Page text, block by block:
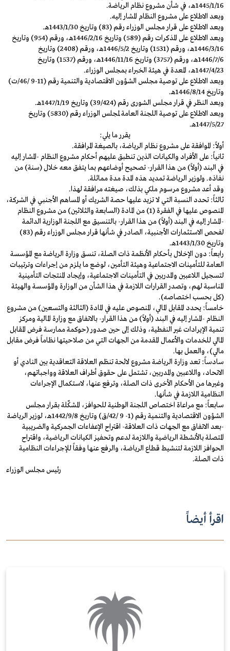
1445/1/16هـ، في شأن مشروع نظام الرياضة.
وبعد الاطلاع على مشروع النظام المشار إليه.
وبعد الاطلاع على قرار مجلس الوزراء رقم (83) وتاريخ 1443/1/30هـ.
وبعد الاطلاع على المذكرات رقم (589) وتاريخ 1446/2/16هـ، ورقم (954) وتاريخ
1446/3/16هـ، ورقم (1531) وتاريخ 1446/5/2هـ، ورقم (2408) وتاريخ
1446/7/6هـ، ورقم (3757) وتاريخ 1446/11/16هـ، ورقم (1537) وتاريخ
1447/4/23هـ، المعدة في هيئة الخبراء بمجلس الوزراء.
وبعد الاطلاع على توصية مجلس الشؤون الاقتصادية والتنمية رقم (11-9 /46/ت)
وتاريخ 1446/8/14هـ.
وبعد النظر في قرار مجلس الشورى رقم (39/424) وتاريخ 1447/1/19هـ.
وبعد الاطلاع على توصية اللجنة العامة لمجلس الوزراء رقم (5830) وتاريخ
1447/5/27هـ.
يقرر ما يلي:
أولاً: الموافقة على مشروع نظام الرياضة، بالصيغة المرافقة.
ثانياً: على الأفراد والكيانات الذين تنطبق عليهم أحكام مشروع النظام -المشار إليه
في البند (أولاً) من هذا القرار- تصحيح أوضاعهم بما يتفق معه خلال (سنة) من
نفاذه. ولوزير الرياضة تمديد هذه المدة مدة مماثلة.
وقد أعد مشروع مرسوم ملكي بذلك، صيغته مرافقة لهذا.
ثالثاً: تحدد النسبة التي لا تزيد عليها حصة الشريك أو المساهم الأجنبي في الشركة،
المنصوص عليها في الفقرة (1) من المادة (السابعة والثلاثين) من مشروع النظام
-المشار إليه في البند (أولاً) من هذا القرار- بالتنسيق مع اللجنة الوزارية الدائمة
لفحص الاستثمارات الأجنبية، الصادر في شأنها قرار مجلس الوزراء رقم (83)
وتاريخ 1443/1/30هـ.
رابعاً: دون الإخلال بأحكام الأنظمة ذات الصلة، تنسق وزارة الرياضة مع المؤسسة
العامة للتأمينات الاجتماعية وهيئة التأمين، لوضع ما يلزم من إجراءات وترتيبات
لتسجيل اللاعبين والمدربين في التأمينات الاجتماعية، وإيجاد المنتجات التأمينية
المناسبة لهم، وتصدر القرارات اللازمة في هذا الشأن من الوزارة والمؤسسة والهيئة
(كل بحسب اختصاصه).
خامساً: يحدد المقابل المالي، المنصوص عليه في المادة (الثالثة والتسعين) من مشروع
النظام -المشار إليه في البند (أولاً) من هذا القرار- بالاتفاق مع وزارة المالية ومركز
تنمية الإيرادات غير النفطية، وذلك إلى حين صدور (حوكمة ممارسة فرض المقابل
المالي للخدمات والأعمال المقدمة من الجهات التي من صلاحيتها نظاماً فرض مقابل
مالي)، والعمل بها.
سادساً: تعد وزارة الرياضة مشروع لائحة تنظم العلاقة التعاقدية بين النادي أو
الاتحاد، واللاعبين والمدربين، تشتمل على حقوق أطراف العلاقة وواجباتهم،
وغيرها من الأحكام الأخرى ذات الصلة، وترفع عنها، لاستكمال الإجراءات
النظامية اللازمة في شأنها.
سابعاً: مع مراعاة اختصاص اللجنة الوطنية للحوافز، المشكّلة بقرار مجلس
الشؤون الاقتصادية والتنمية رقم (1- 9 /42/ق) وتاريخ 1442/9/8هـ، لوزير الرياضة
-بعد الاتفاق مع الجهات ذات العلاقة- اقتراح الإعفاءات الجمركية والضريبية
المتصلة بالأنشطة الرياضية واللازمة لدعم وتحفيز الكيانات الرياضية، واقتراح
الحوافز اللازمة لتنشيط قطاع الرياضة، والرفع عنها وفقاً للإجراءات النظامية
ذات الصلة.
رئيس مجلس الوزراء
اقرأ أيضاً